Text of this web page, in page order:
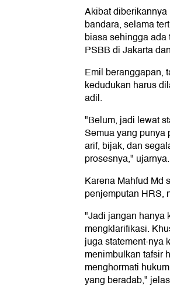
Akibat
bandara, selama
biasa sehingga
PSBB di Jakarta
Emil beranggapan,
kedudukan harus
adil.
"Belum, jadi lewat
Semua yang punya
arif, bijak, dan
prosesnya," ujarnya.
Karena Mahfud Md
penjemputan HRS,
"Jadi jangan hanya
mengklarifikasi.
juga statement-nya
menimbulkan tafsir
menghormati
yang beradab,"